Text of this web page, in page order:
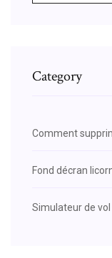
Category
Comment
Fond décran
Simulateur de